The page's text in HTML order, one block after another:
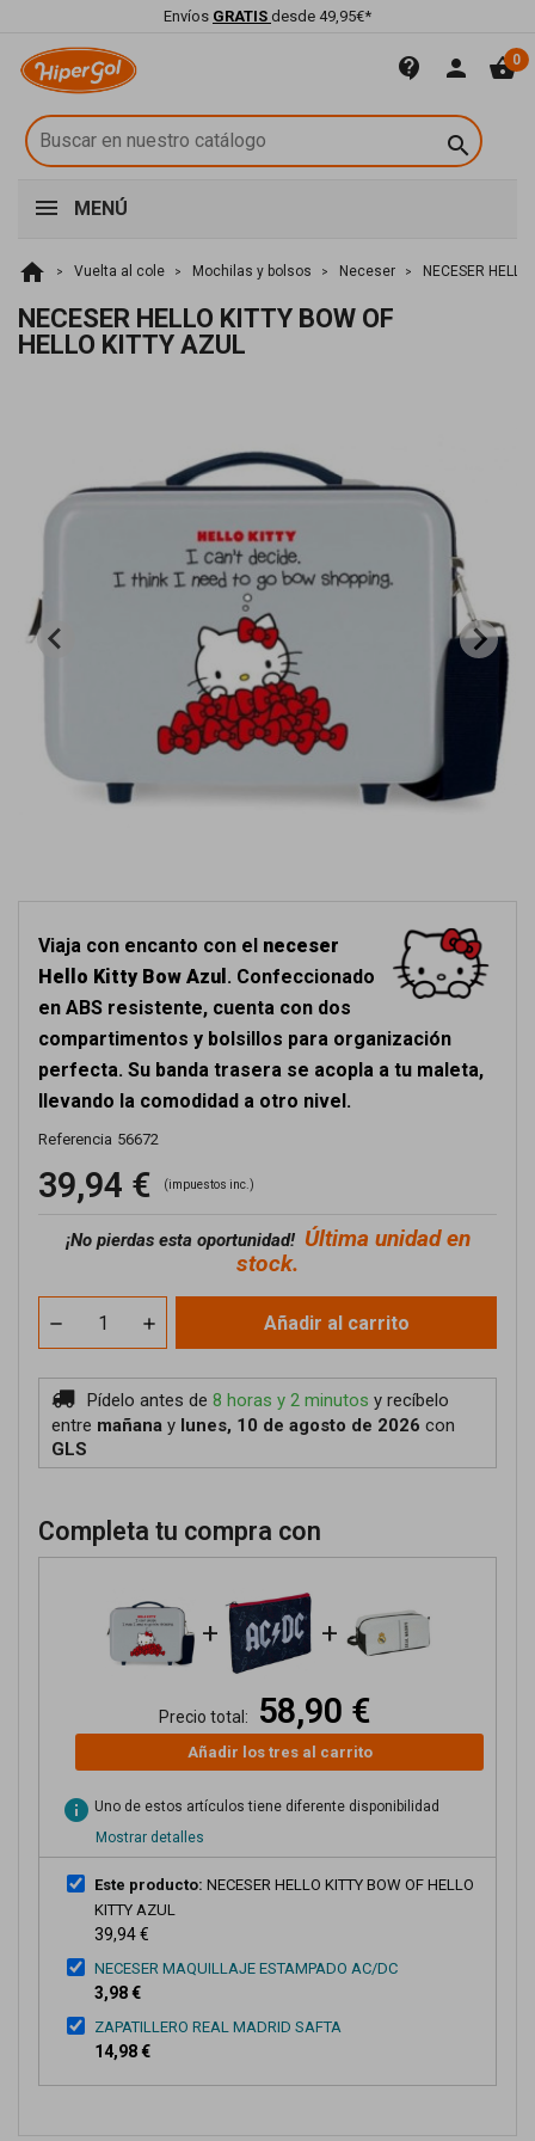
Envíos GRATIS desde 49,95€*
contact_support person shopping_basket0

MENÚ
home Vuelta al cole Mochilas y bolsos Neceser NECESER
NECESER HELLO KITTY BOW OF
HELLO KITTY AZUL
Viaja con encanto con el neceser
Hello Kitty Bow Azul . Confeccionado
en ABS resistente, cuenta con dos
compartimentos y bolsillos para organización
perfecta. Su banda trasera se acopla a tu maleta,
llevando la comodidad a otro nivel.
Referencia 56672
39,94 € (impuestos inc.)
¡No pierdas esta oportunidad! Última unidad en
stock.
Añadir al carrito
Pídelo antes de 8 horas y 2 minutos y recíbelo
entre mañana y lunes, 10 de agosto de 2026 con
GLS
Completa tu compra con
+ +
Precio total: 58,90 €
Añadir los tres al carrito
info Uno de estos artículos tiene diferente disponibilidad
Mostrar detalles
Este producto: NECESER HELLO KITTY BOW OF HELLO
KITTY AZUL
39,94 €
NECESER MAQUILLAJE ESTAMPADO AC/DC
3,98 €
ZAPATILLERO REAL MADRID SAFTA
14,98 €